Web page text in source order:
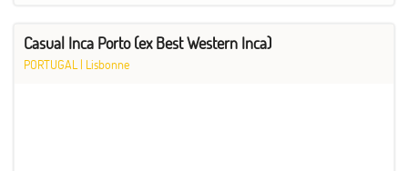
Casual Inca Porto (ex Best Western Inca)
PORTUGAL | Lisbonne